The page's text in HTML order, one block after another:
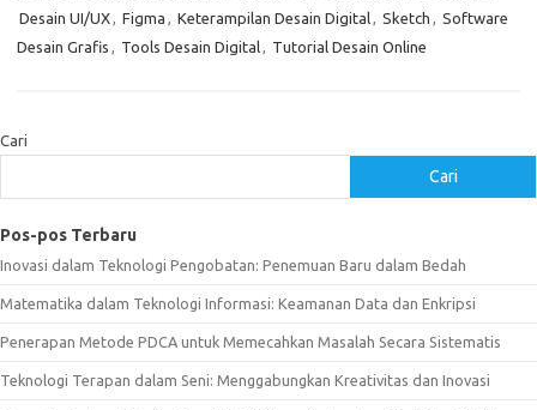
Desain UI/UX, Figma , Keterampilan Desain Digital, Sketch , Software
Desain Grafis , Tools Desain Digital, Tutorial Desain Online
Cari
Cari
Pos-pos Terbaru
Inovasi dalam Teknologi Pengobatan: Penemuan Baru dalam Bedah
Matematika dalam Teknologi Informasi: Keamanan Data dan Enkripsi
Penerapan Metode PDCA untuk Memecahkan Masalah Secara Sistematis
Teknologi Terapan dalam Seni: Menggabungkan Kreativitas dan Inovasi